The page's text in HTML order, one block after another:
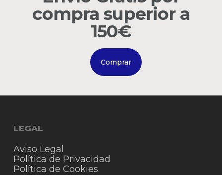
Go to shop
compra superior a
150€
Comprar
LEGAL
Aviso Legal
Política de Privacidad
Política de Cookies